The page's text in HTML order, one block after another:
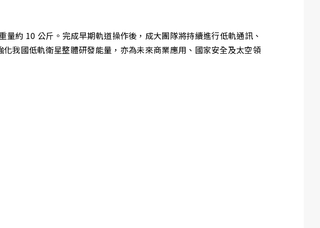
約 10 公斤。完成早期軌道操作後，成大團隊將持續進行低軌通訊、
我國低軌衛星整體研發能量，亦為未來商業應用、國家安全及太空領